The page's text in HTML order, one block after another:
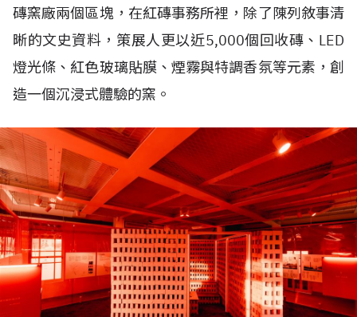
磚窯廠兩個區塊，在紅磚事務所裡，除了陳列敘事清
晰的文史資料，策展人更以近5,000個回收磚、LED
燈光條、紅色玻璃貼膜、煙霧與特調香氛等元素，創
造一個沉浸式體驗的窯。